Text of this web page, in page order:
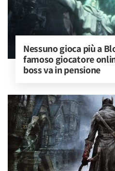
Nessuno gioca più a
famoso giocatore
boss va in pensione